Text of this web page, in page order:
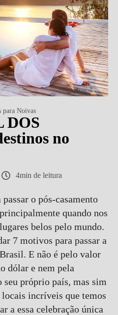
para Noivas
DOS
no
4min de leitura
o pós-casamento
quando nos
belos pelo mundo.
7 motivos para passar a
E não é pelo valor
dólar e nem pela
próprio país, mas sim
locais incríveis que temos
a essa celebração única